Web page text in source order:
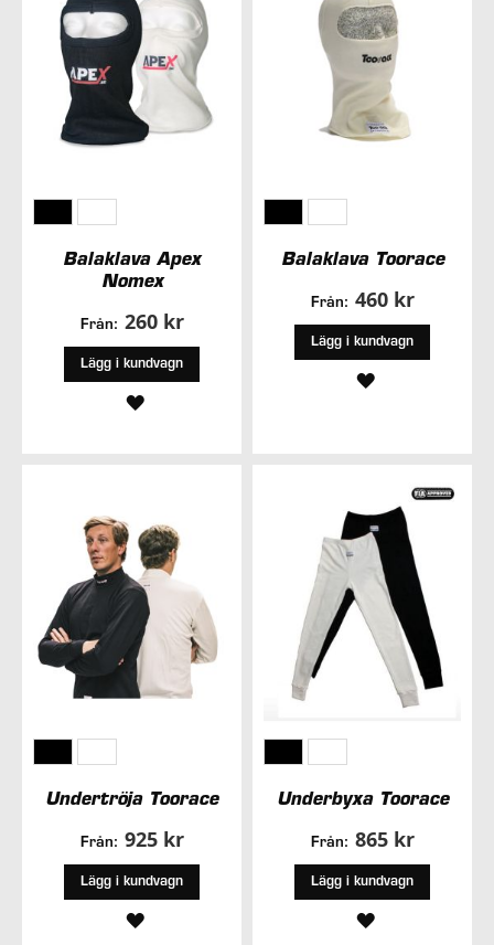
Balaklava Apex
Nomex
Från: 260 kr
Lägg i kundvagn
LÄGG
Balaklava Toorace
Från: 460 kr
Lägg i kundvagn
LÄGG
ÖNSKELISTA
Undertröja Toorace
Från: 925 kr
Lägg i kundvagn
LÄGG
Underbyxa Toorace
Från: 865 kr
Lägg i kundvagn
LÄGG